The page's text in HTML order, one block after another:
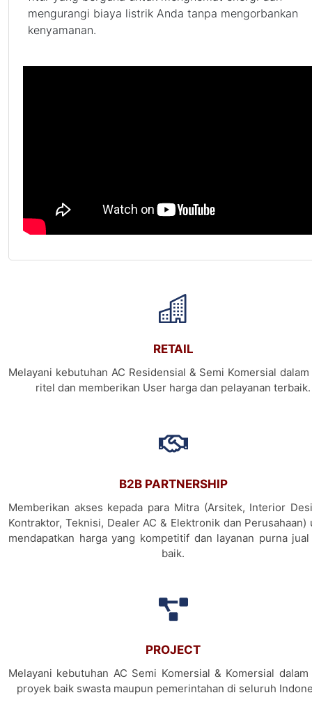
mengurangi biaya listrik Anda tanpa mengorbankan
kenyamanan.
RETAIL
Melayani kebutuhan AC Residensial & Semi Komersial dalam
ritel dan memberikan User harga dan pelayanan terbaik.
B2B PARTNERSHIP
Memberikan akses kepada para Mitra (Arsitek, Interior
Kontraktor, Teknisi, Dealer AC & Elektronik dan Perusahaan)
mendapatkan harga yang kompetitif dan layanan purna
baik.
PROJECT
Melayani kebutuhan AC Semi Komersial & Komersial dalam
proyek baik swasta maupun pemerintahan di seluruh